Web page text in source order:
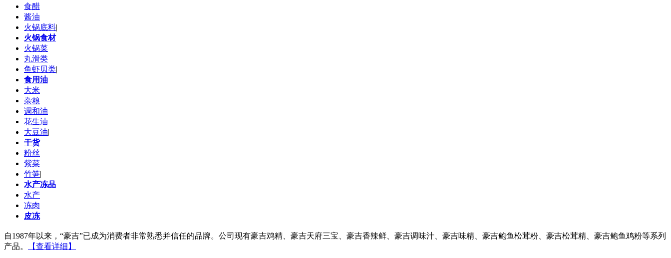
食醋
酱油
火锅底料|
火锅食材
火锅菜
丸滑类
鱼虾贝类|
食用油
大米
杂粮
调和油
花生油
大豆油|
干货
粉丝
紫菜
竹笋|
水产冻品
水产
冻肉
皮冻
自1987年以来，“豪吉”已成为消费者非常熟悉并信任的品牌。公司现有豪吉鸡精、豪吉天府三宝、豪吉香辣鲜、豪吉调味汁、豪吉味精、豪吉鲍鱼松茸粉、豪吉松茸精、豪吉鲍鱼鸡粉等系列
产品。
【查看详细】